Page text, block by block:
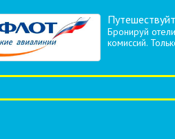
Бронируй
комиссий.